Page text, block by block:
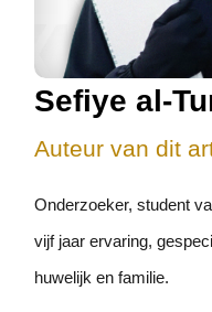
Sefiye al-
Auteur van dit
Onderzoeker, student
vijf jaar ervaring,
huwelijk en familie.